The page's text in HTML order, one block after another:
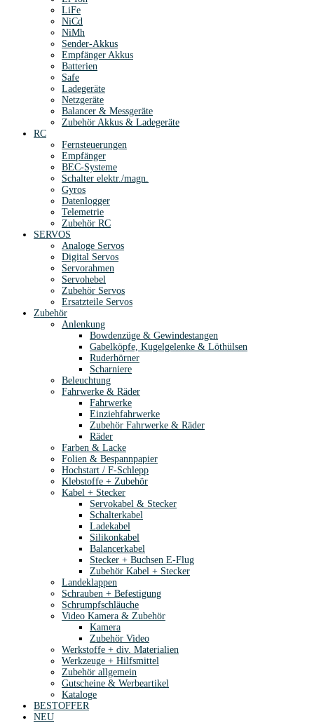
LiFe
NiCd
NiMh
Sender-Akkus
Empfänger Akkus
Batterien
Safe
Ladegeräte
Netzgeräte
Balancer & Messgeräte
Zubehör Akkus & Ladegeräte
RC
Fernsteuerungen
Empfänger
BEC-Systeme
Schalter elektr./magn.
Gyros
Datenlogger
Telemetrie
Zubehör RC
SERVOS
Analoge Servos
Digital Servos
Servorahmen
Servohebel
Zubehör Servos
Ersatzteile Servos
Zubehör
Anlenkung
Bowdenzüge & Gewindestangen
Gabelköpfe, Kugelgelenke & Löthülsen
Ruderhörner
Scharniere
Beleuchtung
Fahrwerke & Räder
Fahrwerke
Einziehfahrwerke
Zubehör Fahrwerke & Räder
Räder
Farben & Lacke
Folien & Bespannpapier
Hochstart / F-Schlepp
Klebstoffe + Zubehör
Kabel + Stecker
Servokabel & Stecker
Schalterkabel
Ladekabel
Silikonkabel
Balancerkabel
Stecker + Buchsen E-Flug
Zubehör Kabel + Stecker
Landeklappen
Schrauben + Befestigung
Schrumpfschläuche
Video Kamera & Zubehör
Kamera
Zubehör Video
Werkstoffe + div. Materialien
Werkzeuge + Hilfsmittel
Zubehör allgemein
Gutscheine & Werbeartikel
Kataloge
BESTOFFER
NEU